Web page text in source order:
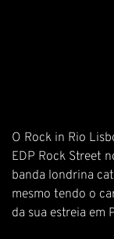
O Rock in Rio
EDP Rock Street
banda londrina
mesmo tendo o
da sua estreia em